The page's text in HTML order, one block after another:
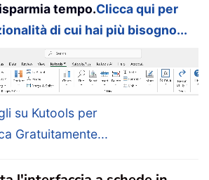
tempo.Clicca qui per
di cui hai più bisogno...
su Kutools per
Gratuitamente...